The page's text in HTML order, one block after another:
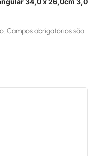
Campos obrigatórios são